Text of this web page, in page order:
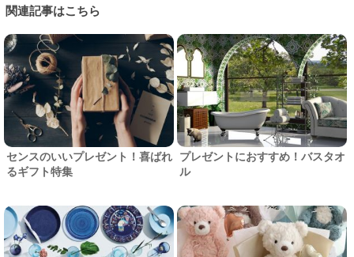
関連記事はこちら
センスのいいプレゼント！喜ばれ
るギフト特集
プレゼントにおすすめ！バスタオ
ル